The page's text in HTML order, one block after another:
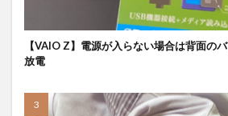
【VAIO Z】電源が入らない場合は背面の
放電